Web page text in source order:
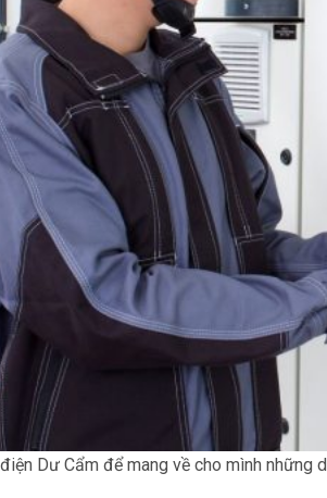
Dư Cẩm để mang về cho mình